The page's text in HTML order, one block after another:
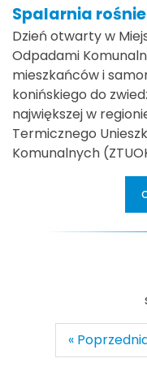
Spalarnia
Dzień otwarty w
Odpadami
mieszkańców i
konińskiego do
największej w
Termicznego
Komunalnych
«